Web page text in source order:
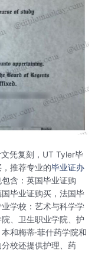
凭复刻，UT Tyler毕
推荐专业的毕业证办
含：英国毕业证购
毕业证购买，法国毕
学校：艺术与科学学
、卫生职业学院、护
和梅蒂·菲什药学院和
校还提供护理、药